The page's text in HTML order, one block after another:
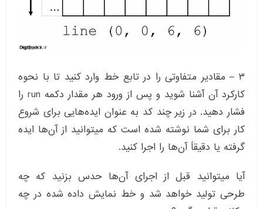
۳ – مقادیر متفاوتی را در تابع خط وارد کنید تا با نحوه
کارکرد آن آشنا شوید و پس از ورود هر مقدار دکمه run را
فشار دهید. در زیر چند کد به عنوان ایده‌هایی برای شروع
کار برای شما نوشته شده است که میتوانید از آن‌ها ایده
گرفته یا دقیقاً آن‌ها را اجرا کنید.
آیا میتوانید قبل از اجرای آن‌ها حدس بزنید که چه
طرحی تولید خواهد شد و خط نمایش داده شده در چه